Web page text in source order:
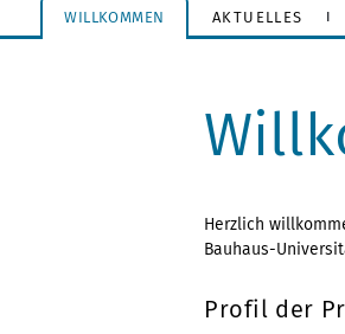
WILLKOMMEN AKTUELLES
Herzlich
Bauhaus-
Profil der